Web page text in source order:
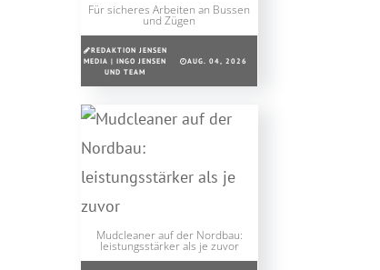
Für sicheres Arbeiten an Bussen
und Zügen
REDAKTION JENSEN
MEDIA | INGO JENSEN
UND TEAM
AUG. 04, 2026
Mudcleaner auf der Nordbau:
leistungsstärker als je zuvor